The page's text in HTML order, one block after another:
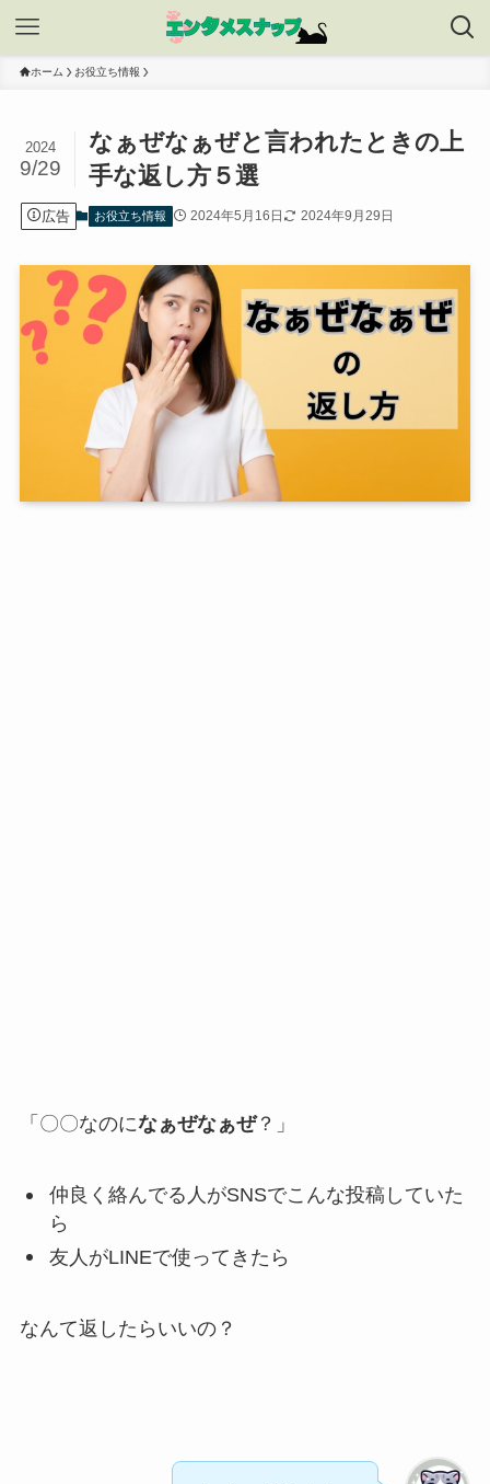
ホーム お役立ち情報
なぁぜなぁぜと言われたときの上
手な返し方５選
2024
9/29
広告 お役立ち情報 2024年5月16日 2024年9月29日
「〇〇なのになぁぜなぁぜ？」
仲良く絡んでる人がSNSでこんな投稿していた
ら
友人がLINEで使ってきたら
なんて返したらいいの？